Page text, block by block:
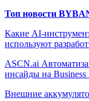
Топ новости
Какие AI-
используют
ASCN.ai
инсайды на
Внешние